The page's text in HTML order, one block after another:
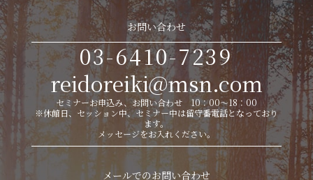
お問い合わせ
03-6410-7239
reidoreiki@msn.com
セミナーお申込み、お問い合わせ 10：00～18：00
※休館日、セッション中、セミナー中は留守番電話となっており
ます。
メッセージをお入れください。
メールでのお問い合わせ